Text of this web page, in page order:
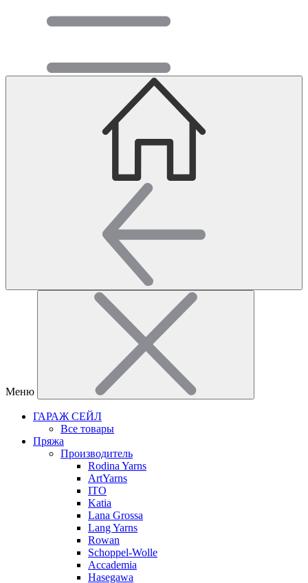
Меню
ГАРАЖ СЕЙЛ
Все товары
Пряжа
Производитель
Rodina Yarns
ArtYarns
ITO
Katia
Lana Grossa
Lang Yarns
Rowan
Schoppel-Wolle
Accademia
Hasegawa